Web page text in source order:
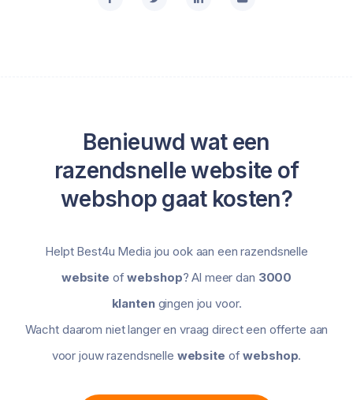
Benieuwd wat een
razendsnelle website of
webshop gaat kosten?
Helpt Best4u Media jou ook aan een razendsnelle
website ofwebshop? Al meer dan 3000
klantengingen jou voor.
Wacht daarom niet langer en vraag direct een offerte aan
voor jouw razendsnelle website ofwebshop.